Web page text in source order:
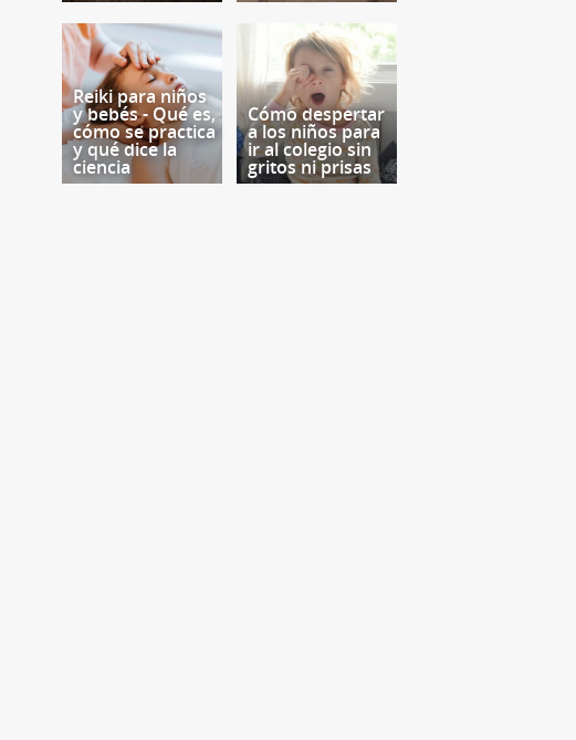
Reiki para niños
y bebés - Qué es,
cómo se practica
y qué dice la
ciencia
Cómo despertar
a los niños para
ir al colegio sin
gritos ni prisas